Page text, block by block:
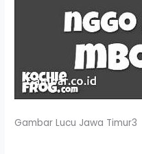
Gambar Lucu Jawa Timur3